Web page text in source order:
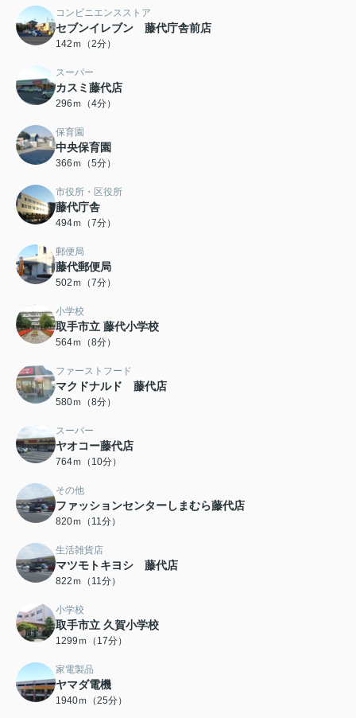
コンビニエンスストア
セブンイレブン 藤代庁舎前店
142ｍ（2分）
スーパー
カスミ藤代店
296ｍ（4分）
保育園
中央保育園
366ｍ（5分）
市役所・区役所
藤代庁舎
494ｍ（7分）
郵便局
藤代郵便局
502ｍ（7分）
小学校
取手市立 藤代小学校
564ｍ（8分）
ファーストフード
マクドナルド 藤代店
580ｍ（8分）
スーパー
ヤオコー藤代店
764ｍ（10分）
その他
ファッションセンターしまむら藤代店
820ｍ（11分）
生活雑貨店
マツモトキヨシ 藤代店
822ｍ（11分）
小学校
取手市立 久賀小学校
1299ｍ（17分）
家電製品
ヤマダ電機
1940ｍ（25分）